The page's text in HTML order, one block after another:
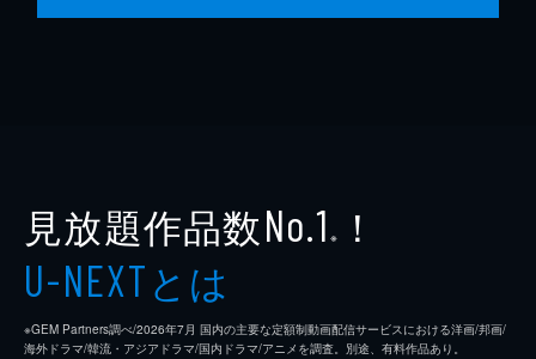
見放題作品数No.1 ※ ！
U-NEXTとは
※GEM Partners調べ/2026年7⽉ 国内の主要な定額制動画配信サービスにおける洋画/邦画/
海外ドラマ/韓流・アジアドラマ/国内ドラマ/アニメを調査。別途、有料作品あり。